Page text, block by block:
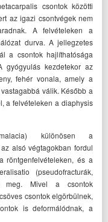
csontok közötti
az igazi csontvégek nem
A felvételeken a
durva. A jellegzetes
a csontok hajlíthatósága
gyógyulás kezdetekor az
fehér vonala, amely a
válik. Később a
a felvételeken a diaphysis
különösen a
alsó végtagokban fordul
röntgenfelvételeken, és a
(pseudofracturák,
meg. Mivel a csontok
csontok elgörbülnek,
is deformálódnak, a